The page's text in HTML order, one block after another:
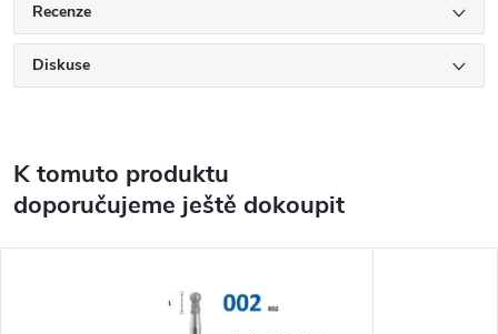
Recenze
Diskuse
K tomuto produktu
doporučujeme ještě dokoupit